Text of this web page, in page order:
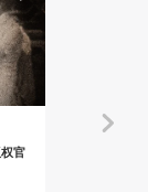
官
Gadio Spec